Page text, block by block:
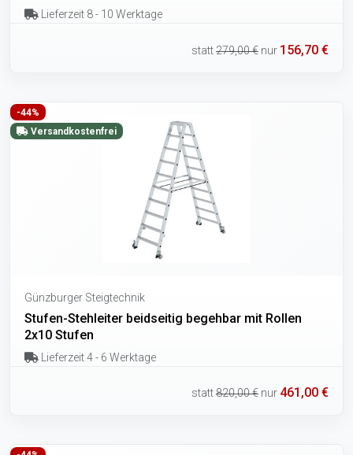
Lieferzeit 8 - 10 Werktage
statt279,00 € nur 156,70 €
-44%
Versandkostenfrei
Günzburger Steigtechnik
Stufen-Stehleiter beidseitig begehbar mit Rollen
2x10 Stufen
Lieferzeit 4 - 6 Werktage
statt820,00 € nur 461,00 €